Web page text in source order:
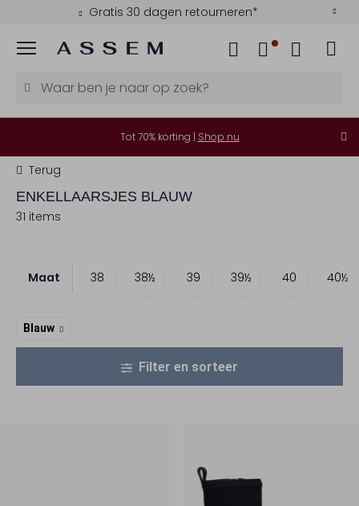
Gratis 30 dagen retourneren*
Menu
Tot 70% korting | Shop nu
Terug
ENKELLAARSJES BLAUW
31 items
Maat
37½ 38 38½ 39 39½ 40 40½
Blauw
Filter en sorteer